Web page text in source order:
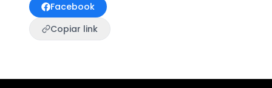
Facebook
Copiar link